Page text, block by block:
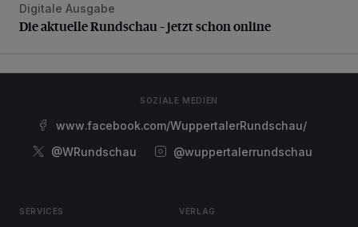
Die aktuelle Rundschau – jetzt schon online
Digitale Ausgabe
Die aktuelle Rundschau – jetzt schon online
SOZIALE MEDIEN
www.facebook.com/WuppertalerRundschau/
@WRundschau
@wuppertalerrundschau
SERVICES VERLAG